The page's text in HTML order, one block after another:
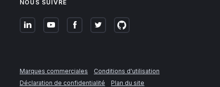
NOUS SUIVRE
Marques commerciales
Conditions d'utilisation
Déclaration de confidentialité
Plan du site